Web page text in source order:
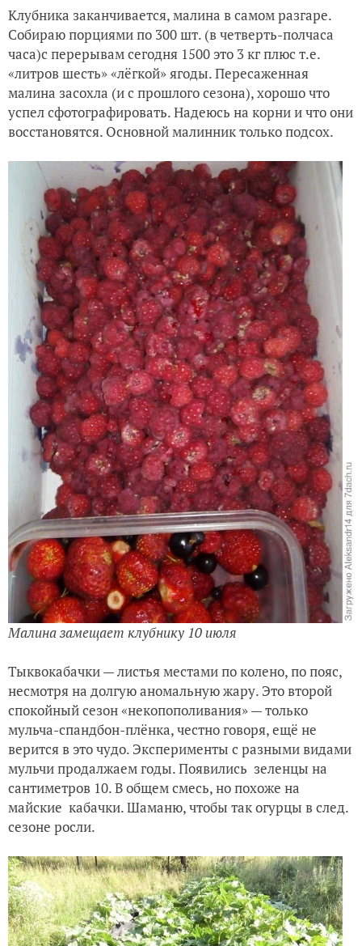
Срок хранения тыкв "не ограничен"
Нам больше года
Клубника заканчивается, малина в самом разгаре.
Собираю порциями по 300 шт. (в четверть-полчаса
часа)с перерывам сегодня 1500 это 3 кг плюс т.е.
«литров шесть» «лёгкой» ягоды. Пересаженная
малина засохла (и с прошлого сезона), хорошо что
успел сфотографировать. Надеюсь на корни и что они
восстановятся. Основной малинник только подсох.
Малина замещает клубнику 10 июля
Тыквокабачки — листья местами по колено, по пояс,
несмотря на долгую аномальную жару. Это второй
спокойный сезон «некопополивания» — только
мульча-спандбон-плёнка, честно говоря, ещё не
верится в это чудо. Эксперименты с разными видами
мульчи продалжаем годы. Появились зеленцы на
сантиметров 10. В общем смесь, но похоже на
майские кабачки. Шаманю, чтобы так огурцы в след.
сезоне росли.